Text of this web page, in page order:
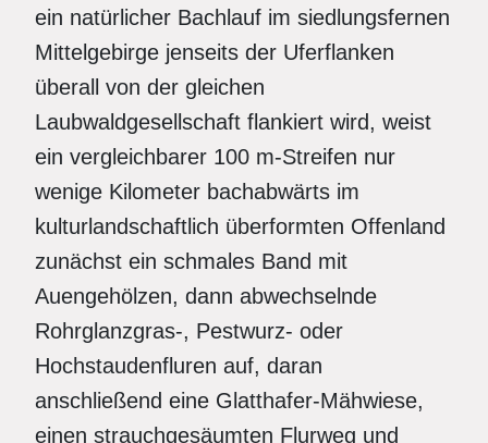
ein natürlicher Bachlauf im siedlungsfernen
Mittelgebirge jenseits der Uferflanken
überall von der gleichen
Laubwaldgesellschaft flankiert wird, weist
ein vergleichbarer 100 m-Streifen nur
wenige Kilometer bachabwärts im
kulturlandschaftlich überformten Offenland
zunächst ein schmales Band mit
Auengehölzen, dann abwechselnde
Rohrglanzgras-, Pestwurz- oder
Hochstaudenfluren auf, daran
anschließend eine Glatthafer-Mähwiese,
einen strauchgesäumten Flurweg und